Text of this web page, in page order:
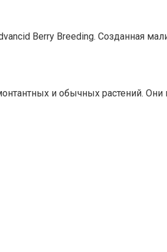
Berry Breeding. Созданная
и обычных растений. Они